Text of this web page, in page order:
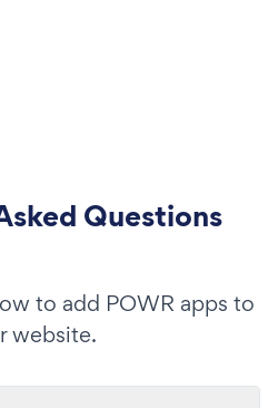
Questions
to add POWR apps to
website.